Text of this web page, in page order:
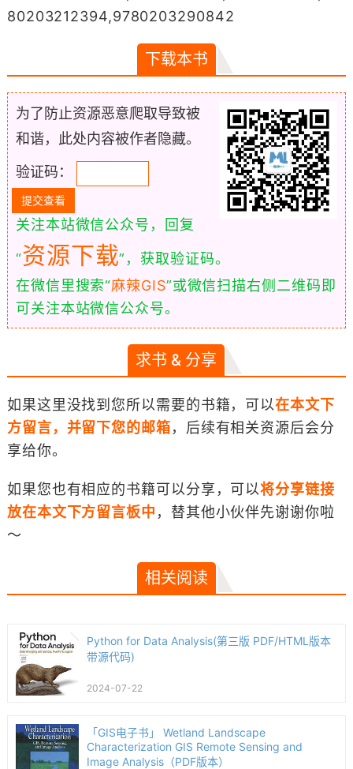
80203212394,9780203290842
下载本书
为了防止资源恶意爬取导致被
和谐，此处内容被作者隐藏。
验证码：
关注本站微信公众号，回复
“资源下载”，获取验证码。
在微信里搜索“麻辣GIS”或微信扫描右侧二维码即
可关注本站微信公众号。
求书 & 分享
如果这里没找到您所以需要的书籍，可以在本文下
方留言，并留下您的邮箱，后续有相关资源后会分
享给你。
如果您也有相应的书籍可以分享，可以将分享链接
放在本文下方留言板中 ，替其他小伙伴先谢谢你啦
～
相关阅读
Python for Data Analysis(第三版 PDF/HTML版本
带源代码)
2024-07-22
「GIS电子书」 Wetland Landscape
Characterization GIS Remote Sensing and
Image Analysis（PDF版本）